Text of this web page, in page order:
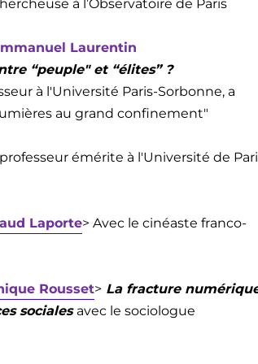
à l’Observatoire de Paris
Laurentin
“peuple" et “élites” ?
à l'Université Paris-Sorbonne, a
au grand confinement"
émérite à l'Université de
Laporte> Avec le cinéaste franco-
Rousset> La fracture
sociales avec le sociologue